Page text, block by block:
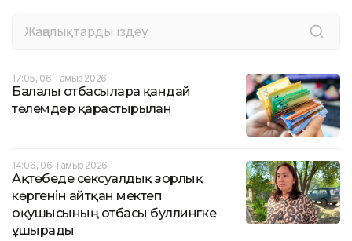
17:05, 06 Тамыз 2026
Балалы отбасыларға қандай
төлемдер қарастырылған
14:06, 06 Тамыз 2026
Ақтөбеде сексуалдық зорлық
көргенін айтқан мектеп
оқушысының отбасы буллингке
ұшырады